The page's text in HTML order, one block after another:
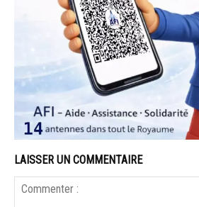
LAISSER UN COMMENTAIRE